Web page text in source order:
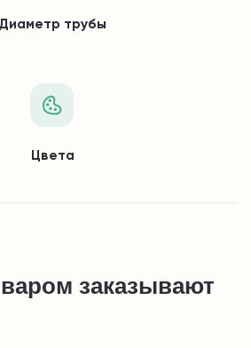
Диаметр трубы
Цвета
заказывают